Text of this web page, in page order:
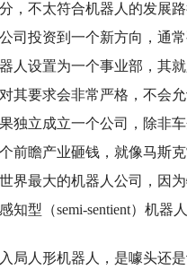
，不太符合机器人的发展
公司投资到一个新方向，通
人设置为一个事业部，其
其要求会非常严格，不会
独立成立一个公司，除非
前瞻产业砸钱，就像马斯
界最大的机器人公司，因
知型（semi-sentient）机器
局人形机器人，是噱头还